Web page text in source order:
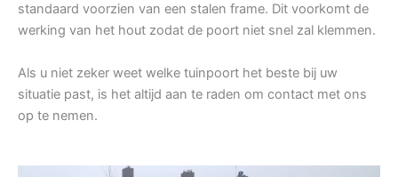
standaard voorzien van een stalen frame. Dit voorkomt de
werking van het hout zodat de poort niet snel zal klemmen.
Als u niet zeker weet welke tuinpoort het beste bij uw
situatie past, is het altijd aan te raden om contact met ons
op te nemen.